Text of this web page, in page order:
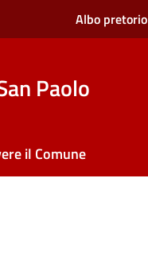
Albo pretorio
Paolo
il Comune